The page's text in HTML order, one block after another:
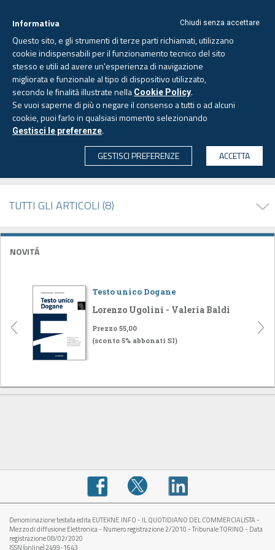
CERCA
Sabato, 8 agosto 2026 - Aggiornato alle 6.00
PAGINA AUTORE
Emiliano MARVULLI
TUTTI GLI ARTICOLI (8)
NOVITÁ
Testo unico Dogane
Lorenzo Ugolini - Valeria Baldi
Prezzo 55,00
(sconto 5% abbonati SI)
Denominazione testata edita EUTEKNE.INFO - IL QUOTIDIANO DEL COMMERCIALISTA -
Mezzo di diffusione Elettronica - Numero registrazione 2/2010 - Tribunale TORINO - Data
registrazione 08/02/2020
ISSN (online) 2499-1643
Chiudi senza accettare
Informativa
Questo sito, e gli strumenti di terze parti richiamati, utilizzano
cookie indispensabili per il funzionamento tecnico del sito
stesso e utili ad avere un'esperienza di navigazione
migliorata e funzionale al tipo di dispositivo utilizzato,
secondo le finalità illustrate nella Cookie Policy.
Se vuoi saperne di più o negare il consenso a tutti o ad alcuni
cookie, puoi farlo in qualsiasi momento selezionando
Gestisci le preferenze.
GESTISCI PREFERENZE
ACCETTA